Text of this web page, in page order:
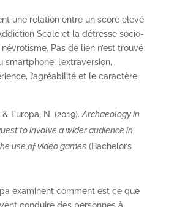
une relation entre un score elevé
Scale et la détresse socio-
Pas de lien n’est trouvé
smartphone, l’extraversion,
l’agréabilité et le caractère
& Europa, N. (2019).Archaeology in
to involve a wider audience in
use of video games (Bachelor’s
examinent comment est ce que